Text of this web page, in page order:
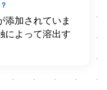
添加されていま
によって溶出す